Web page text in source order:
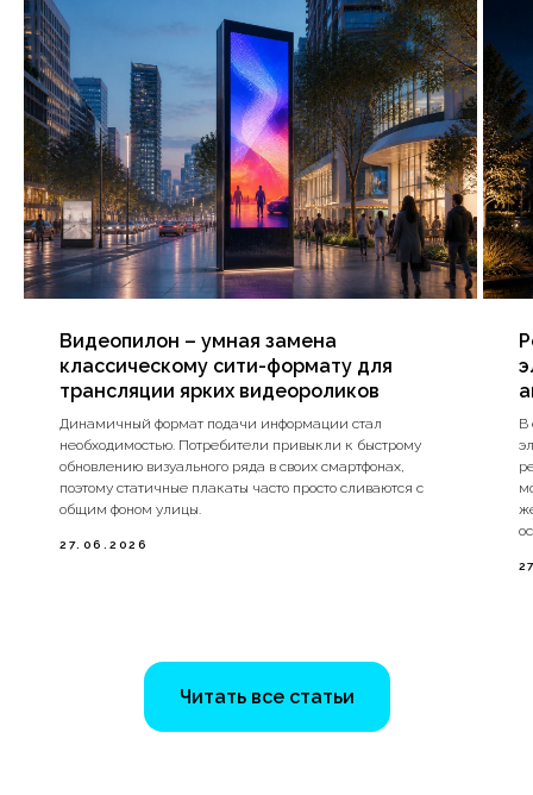
Видеопилон – умная замена
классическому сити-формату для
трансляции ярких видеороликов
Динамичный формат подачи информации стал
необходимостью. Потребители привыкли к быстрому
обновлению визуального ряда в своих смартфонах,
поэтому статичные плакаты часто просто сливаются с
общим фоном улицы.
27.06.2026
В
Читать все статьи